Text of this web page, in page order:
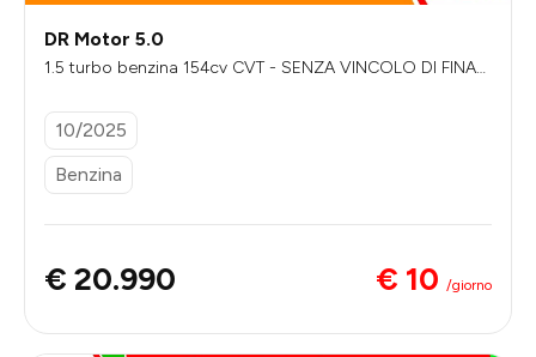
DR Motor 5.0
1.5 turbo benzina 154cv CVT - SENZA VINCOLO DI FINAN
10/2025
Benzina
€ 20.990 € 10 /giorno